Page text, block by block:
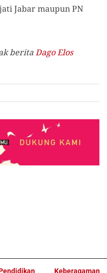
Jabar maupun PN
beritaDago Elos
Keberagaman